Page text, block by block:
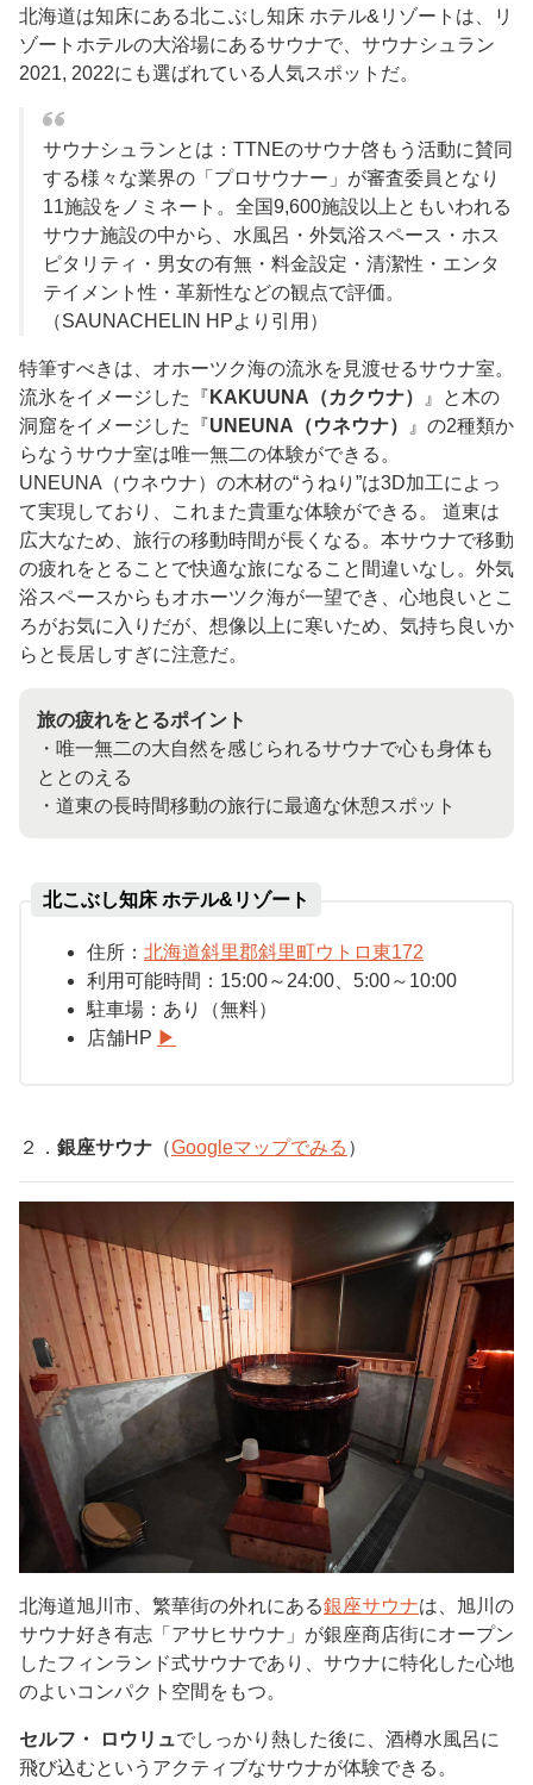
北海道は知床にある北こぶし知床 ホテル&リゾートは、リ
ゾートホテルの大浴場にあるサウナで、サウナシュラン
2021, 2022にも選ばれている人気スポットだ。
サウナシュランとは：TTNEのサウナ啓もう活動に賛同
する様々な業界の「プロサウナー」が審査委員となり
11施設をノミネート。全国9,600施設以上ともいわれる
サウナ施設の中から、水風呂・外気浴スペース・ホス
ピタリティ・男女の有無・料金設定・清潔性・エンタ
テイメント性・革新性などの観点で評価。
（SAUNACHELIN HPより引用）
特筆すべきは、オホーツク海の流氷を見渡せるサウナ室。
流氷をイメージした『 KAKUUNA（カクウナ）
』と木の
洞窟をイメージした『UNEUNA（ウネウナ）
』の2種類か
らなうサウナ室は唯一無二の体験ができる。
UNEUNA（ウネウナ）の木材の“うねり”は3D加工によっ
て実現しており、これまた貴重な体験ができる。 道東は
広大なため、旅行の移動時間が長くなる。本サウナで移動
の疲れをとることで快適な旅になること間違いなし。外気
浴スペースからもオホーツク海が一望でき、心地良いとこ
ろがお気に入りだが、想像以上に寒いため、気持ち良いか
らと長居しすぎに注意だ。
旅の疲れをとるポイント
・唯一無二の大自然を感じられるサウナで心も身体も
ととのえる
・道東の長時間移動の旅行に最適な休憩スポット
北こぶし知床 ホテル&リゾート
住所： 北海道斜里郡斜里町ウトロ東172
利用可能時間： 15:00～ 24:00 5:00～ 10:00
駐車場： あり（無料）
店舗HP ▶︎
２． 銀座サウナ （Googleマップでみる ）
北海道旭川市、繁華街の外れにある銀座サウナは、旭川の
サウナ好き有志「アサヒサウナ」が銀座商店街にオープン
したフィンランド式サウナであり、サウナに特化した心地
のよいコンパクト空間をもつ。
セルフ・ ロウリュでしっかり熱した後に、酒樽水風呂に
飛び込むというアクティブなサウナが体験できる。